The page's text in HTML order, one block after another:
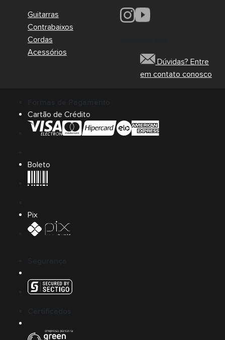
Guitarras
Contrabaixos
Cordas
Acessórios
Dúvidas? Entre
em contato conosco
Cartão de Crédito
Boleto
Pix